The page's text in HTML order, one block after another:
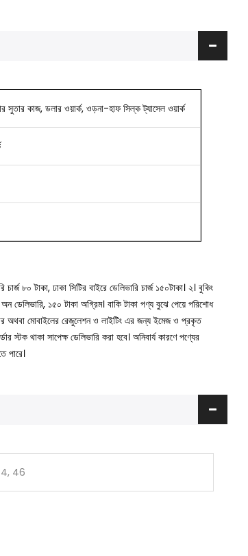
সুতার কাজ, ডলার ওয়ার্ক, ওড়না-হাফ সিল্ক ট্যাসেল ওয়ার্ক
৮০ টাকা, ঢাকা সিটির বাইরে ডেলিভারি চার্জ ১৫০টাকা। ২। বুকিং
অন ডেলিভারি, ১৫০ টাকা অগ্রিম। বাকি টাকা পণ্য বুঝে পেয়ে পরিশোধ
অথবা মোবাইলের রেজুলেশন ও লাইটিং এর জন্য ইমেজ ও প্রকৃত
স্টক থাকা সাপেক্ষ ডেলিভারি করা হবে। অনিবার্য কারণে পণ্যের
পারে।
46